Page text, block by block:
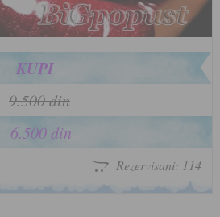
KUPI
9.500 din
6.500 din
Rezervisani: 114